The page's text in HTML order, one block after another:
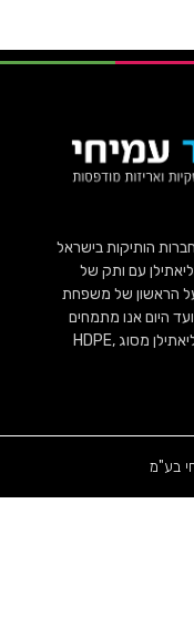
הותיקות בישראל
עם ותק של
הראשון של משפחת
ים. מאז ועד היום אנו מתמחים
בכל תחומיי ייצור ושיווק שקיות הפוליאתילן מסוג HDPE,
בע"מ